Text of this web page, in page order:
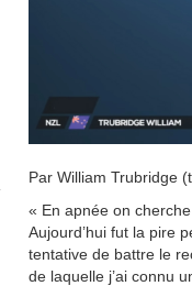
Par William Trubridge
« En apnée on
Aujourd’hui fut la pire
tentative de battre le
de laquelle j’ai connu